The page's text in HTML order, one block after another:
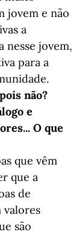
jovem e não
a
jovem,
para a
não?
e
O que
que vêm
que a
de
são